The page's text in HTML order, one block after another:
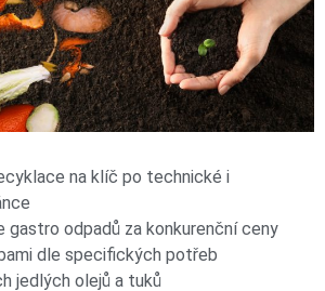
na klíč po technické i
gastro odpadů za konkurenční ceny
dle specifických potřeb
jedlých olejů a tuků